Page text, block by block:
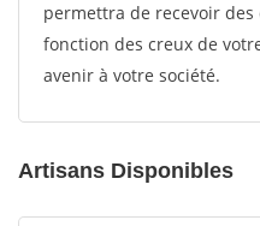
permettra de recevoir
fonction des creux de
avenir à votre société.
Artisans Disponibles